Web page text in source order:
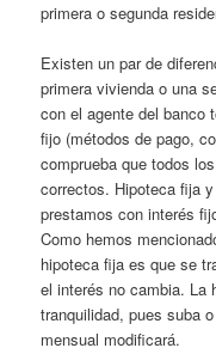
primera o segunda
Existen un par de
primera vivienda o una
con el agente del banco
fijo (métodos de pago,
comprueba que todos
correctos. Hipoteca fija
prestamos con interés
Como hemos
hipoteca fija es que se
el interés no cambia. La
tranquilidad, pues suba
mensual modificará.